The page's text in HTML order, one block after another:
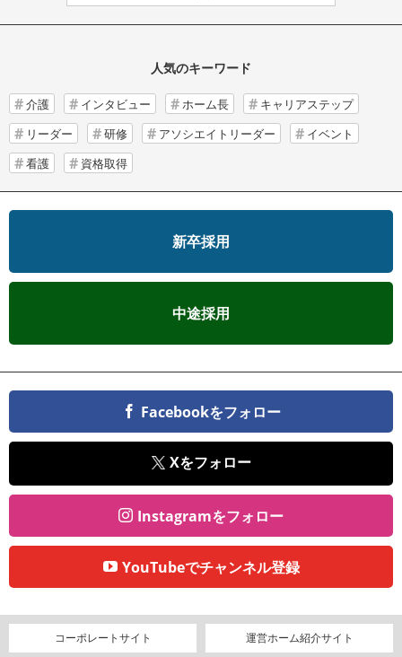
人気のキーワード
介護 インタビュー ホーム長
キャリアステップ
リーダー
研修 アソシエイトリーダー
イベント
看護
資格取得
新卒採用
中途採用
Facebookをフォロー
Xをフォロー
Instagramをフォロー
YouTubeでチャンネル登録
コーポレートサイト 運営ホーム紹介サイト